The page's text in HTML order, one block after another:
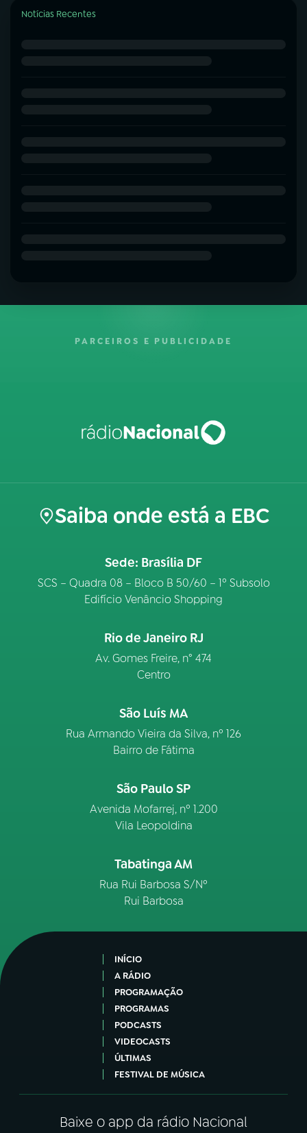
Notícias Recentes
PARCEIROS E PUBLICIDADE
Saiba onde está a EBC
Sede: Brasília DF
SCS – Quadra 08 – Bloco B 50/60 – 1º Subsolo
Edifício Venâncio Shopping
Rio de Janeiro RJ
Av. Gomes Freire, n° 474
Centro
São Luís MA
Rua Armando Vieira da Silva, nº 126
Bairro de Fátima
São Paulo SP
Avenida Mofarrej, nº 1.200
Vila Leopoldina
Tabatinga AM
Rua Rui Barbosa S/Nº
Rui Barbosa
INÍCIO
A RÁDIO
PROGRAMAÇÃO
PROGRAMAS
PODCASTS
VIDEOCASTS
ÚLTIMAS
FESTIVAL DE MÚSICA
Baixe o app da rádio Nacional